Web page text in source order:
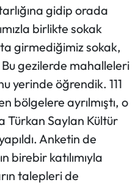
gidip orada
birlikte sokak
girmediğimiz sokak,
Bu gezilerde mahalleleri
yerinde öğrendik. 111
bölgelere ayrılmıştı, o
Saylan Kültür
Anketin de
birebir katılımıyla
talepleri de